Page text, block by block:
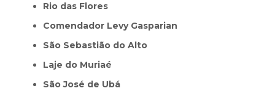
Rio das Flores
Comendador Levy Gasparian
São Sebastião do Alto
Laje do Muriaé
São José de Ubá